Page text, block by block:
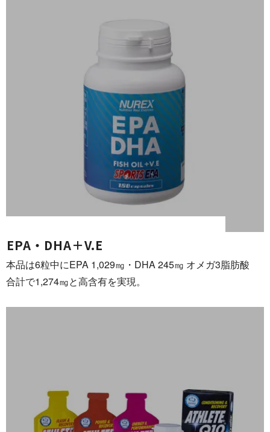
EPA・DHA ＋ V . E
本品は6粒中にEPA 1,029㎎・DHA 245㎎ オメガ3脂肪酸
合計で1,274㎎と高含有 を 実 現 。